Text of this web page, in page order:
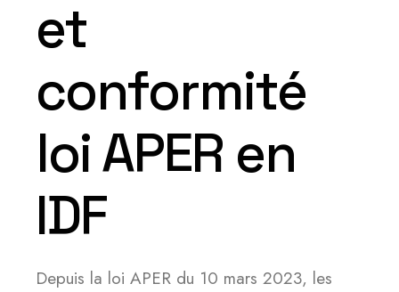
et
conformité
loi APER en
IDF
Depuis la loi APER du 10 mars 2023, les